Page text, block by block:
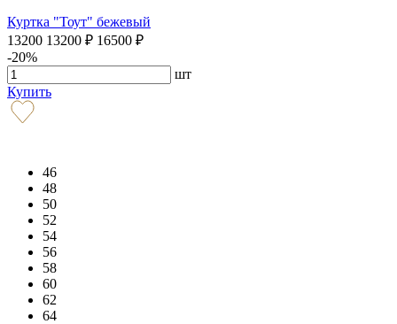
Куртка "Тоут" бежевый
13200 13200 ₽ 16500 ₽
-20%
шт
Купить
46
48
50
52
54
56
58
60
62
64